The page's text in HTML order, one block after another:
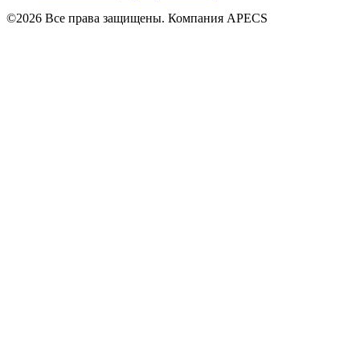
©2026 Все права защищены. Компания APECS